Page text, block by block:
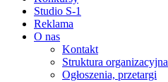
Studio S-1
Reklama
O nas
Kontakt
Struktura organizacyjna
Ogłoszenia, przetargi